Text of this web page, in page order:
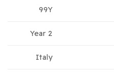
99Y
2 Year
Italy